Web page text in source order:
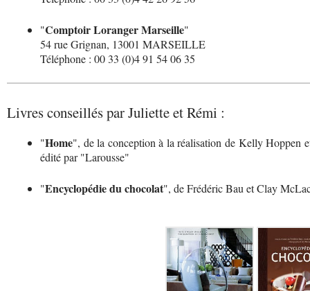
"Comptoir Loranger Marseille"
54 rue Grignan, 13001 MARSEILLE
Téléphone : 00 33 (0)4 91 54 06 35
Livres conseillés par Juliette et Rémi :
"Home", de la conception à la réalisation de Kelly Hoppen
édité par "Larousse"
"Encyclopédie du chocolat", de Frédéric Bau et Clay